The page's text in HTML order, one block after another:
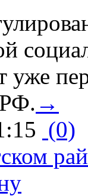
РФ. →
(0)